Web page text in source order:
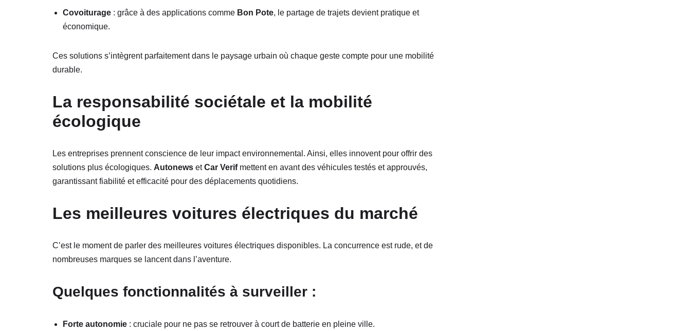
Covoiturage : grâce à des applications comme Bon Pote, le partage de trajets devient pratique et
économique.
Ces solutions s’intègrent parfaitement dans le paysage urbain où chaque geste compte pour une mobilité
durable.
La responsabilité sociétale et la mobilité
écologique
Les entreprises prennent conscience de leur impact environnemental. Ainsi, elles innovent pour offrir des
solutions plus écologiques. Autonews etCar Verifmettent en avant des véhicules testés et approuvés,
garantissant fiabilité et efficacité pour des déplacements quotidiens.
Les meilleures voitures électriques du marché
C’est le moment de parler des meilleures voitures électriques disponibles. La concurrence est rude, et de
nombreuses marques se lancent dans l’aventure.
Quelques fonctionnalités à surveiller :
Forte autonomie : cruciale pour ne pas se retrouver à court de batterie en pleine ville.